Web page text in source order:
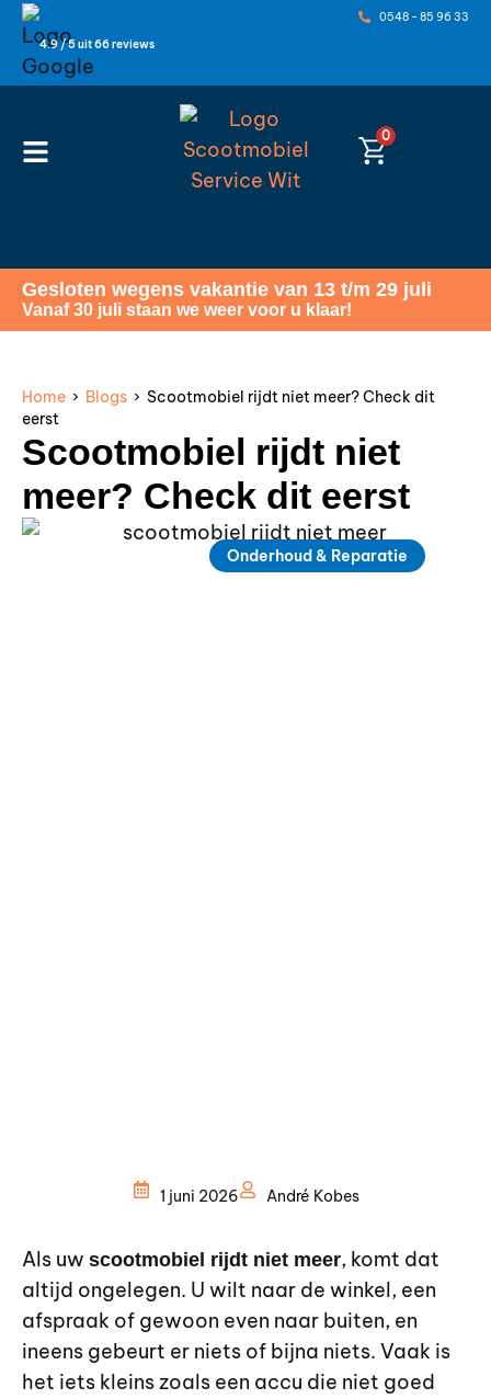
4.9 / 5 uit 66 reviews
0548 - 85 96 33
0
Gesloten wegens vakantie van 13 t/m 29 juli
Vanaf 30 juli staan we weer voor u klaar!
Home › Blogs › Scootmobiel rijdt niet meer? Check dit
eerst
Scootmobiel rijdt niet
meer? Check dit eerst
Onderhoud & Reparatie
1 juni 2026 André Kobes
Als uw scootmobiel rijdt niet meer, komt dat
altijd ongelegen. U wilt naar de winkel, een
afspraak of gewoon even naar buiten, en
ineens gebeurt er niets of bijna niets. Vaak is
het iets kleins zoals een accu die niet goed